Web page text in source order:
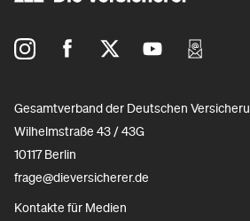
Gesamtverband der Deutschen
Wilhelmstraße 43 / 43G
10117 Berlin
frage@dieversicherer.de
Kontakte für Medien